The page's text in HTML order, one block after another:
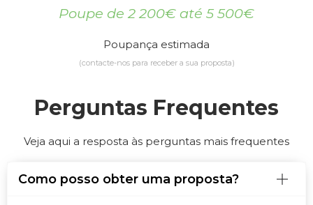
Poupe de 2 200€ até 5 500€
Poupança estimada
(contacte-nos para receber a sua proposta)
Perguntas Frequentes
Veja aqui a resposta às perguntas mais frequentes
Como posso obter uma proposta?